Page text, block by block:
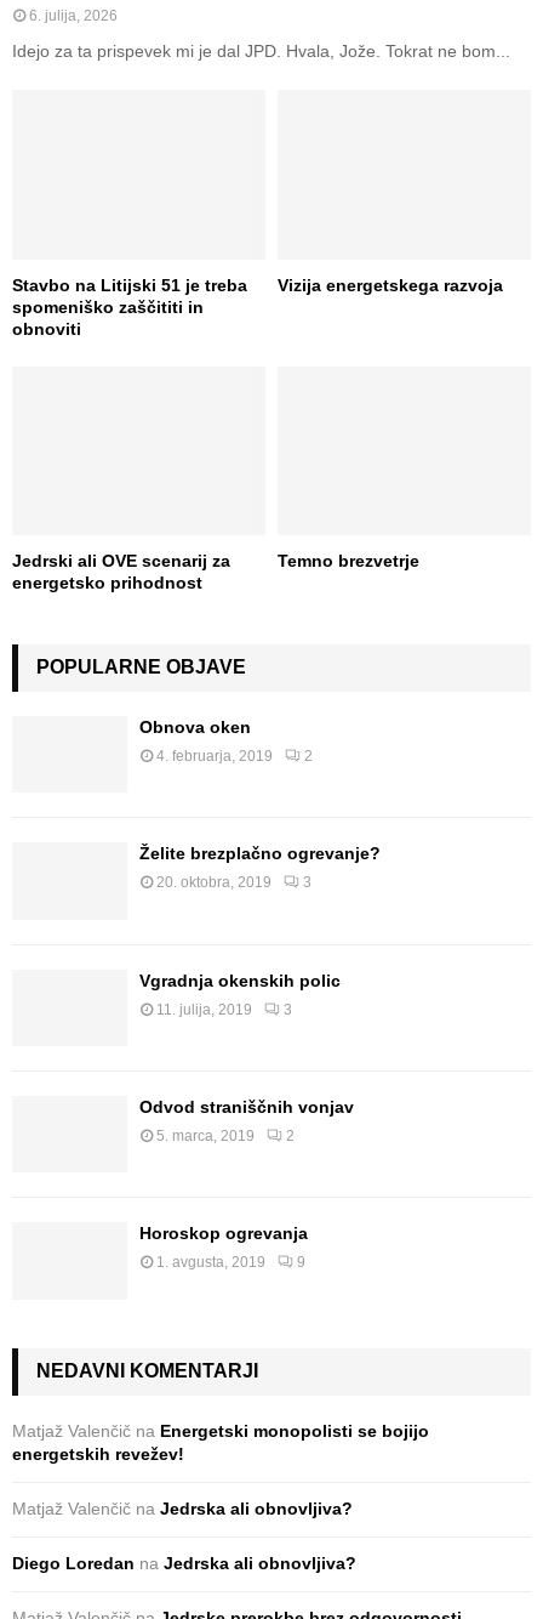
6. julija, 2026
Idejo za ta prispevek mi je dal JPD. Hvala, Jože. Tokrat ne bom...
Stavbo na Litijski 51 je treba
spomeniško zaščititi in
obnoviti
Vizija energetskega razvoja
Jedrski ali OVE scenarij za
energetsko prihodnost
Temno brezvetrje
POPULARNE OBJAVE
Obnova oken
4. februarja, 2019 2
Želite brezplačno ogrevanje?
20. oktobra, 2019 3
Vgradnja okenskih polic
11. julija, 2019 3
Odvod straniščnih vonjav
5. marca, 2019 2
Horoskop ogrevanja
1. avgusta, 2019 9
NEDAVNI KOMENTARJI
Matjaž Valenčič na Energetski monopolisti se bojijo
energetskih revežev!
Matjaž Valenčič na Jedrska ali obnovljiva?
Diego Loredan na Jedrska ali obnovljiva?